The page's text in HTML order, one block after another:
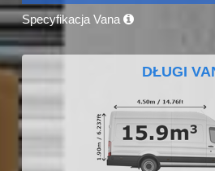
Specyfikacja Vana
DŁUGI